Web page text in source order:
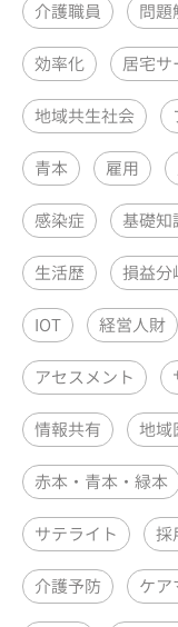
介護職員 問題
効率化 居宅サ
地域共生社会
青本 雇用
感染症 基礎知
生活歴 損益分
IOT 経営人財
アセスメント
情報共有 地域
赤本・青本・緑本
サテライト 採
介護予防 ケア